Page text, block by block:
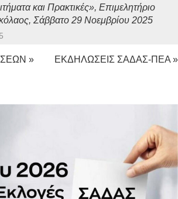
και Πρακτικές», Επιμελητήριο
Σάββατο 29 Νοεμβρίου 2025
» ΕΚΔΗΛΩΣΕΙΣ ΣΑΔΑΣ-ΠΕΑ »